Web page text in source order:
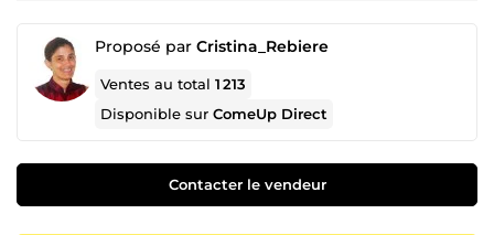
Proposé par Cristina_Rebiere
Ventes au total1 213
Disponible surComeUp Direct
Contacter le vendeur